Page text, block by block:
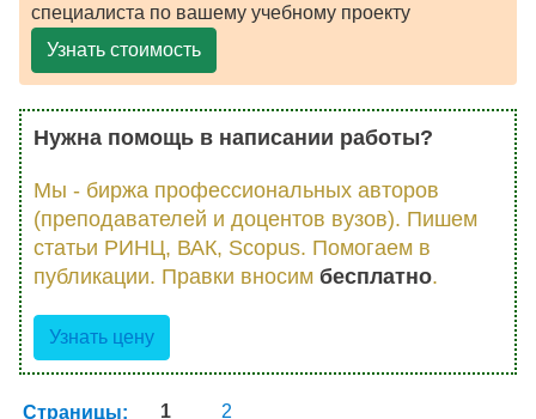
специалиста по вашему учебному проекту
Узнать стоимость
Нужна помощь в написании работы?
Мы - биржа профессиональных авторов
(преподавателей и доцентов вузов). Пишем
статьи РИНЦ, ВАК, Scopus. Помогаем в
публикации. Правки вносим бесплатно.
Узнать цену
Страницы: 1 2